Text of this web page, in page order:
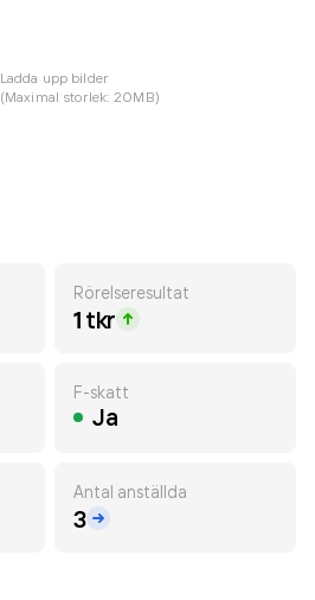
Ladda upp bilder
(Maximal storlek: 20MB)
Rörelseresultat
1 tkr
F-skatt
Ja
Antal anställda
3